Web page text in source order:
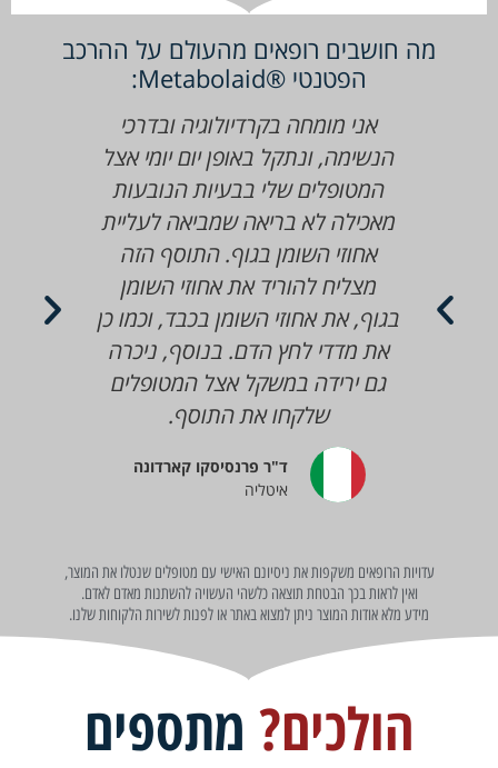
מה חושבים רופאים מהעולם על ההרכב
הפטנטי ®Metabolaid:
אני מומחה בקרדיולוגיה ובדרכי
הנשימה, ונתקל באופן יום יומי אצל
המטופלים שלי בבעיות הנובעות
מאכילה לא בריאה שמביאה לעליית
אחוזי השומן בגוף. התוסף הזה
מצליח להוריד את אחוזי השומן
בגוף, את אחוזי השומן בכבד, וכמו כן
את מדדי לחץ הדם. בנוסף, ניכרה
גם ירידה במשקל אצל המטופלים
שלקחו את התוסף.
ד"ר פרנסיסקו קארדונה
איטליה
ומשתפרות-
עדויות הרופאים משקפות את ניסיונם האישי עם מטופלים שנטלו את המוצר,
ואין לראות בכך הבטחת תוצאה כלשהי העשויה להשתנות מאדם לאדם.
מידע מלא אודות המוצר ניתן למצוא באתר או לפנות לשירות הלקוחות שלנו.
הולכים?מתספים